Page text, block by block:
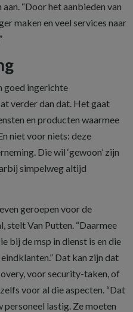
“Door het aanbieden van
maken en veel services naar
goed ingerichte
verder dan dat. Het gaat
en producten waarmee
niet voor niets: deze
Die wil ‘gewoon’ zijn
simpelweg altijd
geroepen voor de
Van Putten. “Daarmee
bij de msp in dienst is en die
Dat kan zijn dat
voor security-taken, of
voor al die aspecten. “Dat
lastig. Ze moeten